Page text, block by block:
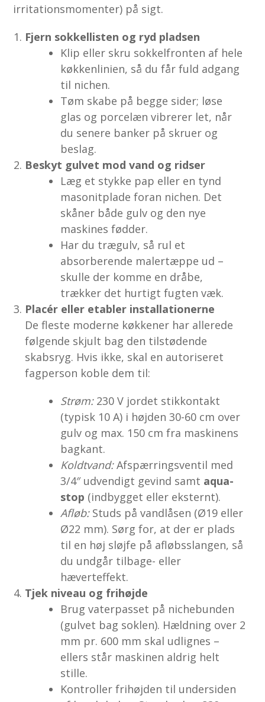
irritationsmomenter) på sigt.
Fjern sokkellisten og ryd pladsen
Klip eller skru sokkelfronten af hele
køkkenlinien, så du får fuld adgang
til nichen.
Tøm skabe på begge sider; løse
glas og porcelæn vibrerer let, når
du senere banker på skruer og
beslag.
Beskyt gulvet mod vand og ridser
Læg et stykke pap eller en tynd
masonitplade foran nichen. Det
skåner både gulv og den nye
maskines fødder.
Har du trægulv, så rul et
absorberende malertæppe ud –
skulle der komme en dråbe,
trækker det hurtigt fugten væk.
Placér eller etabler installationerne
De fleste moderne køkkener har allerede
følgende skjult bag den tilstødende
skabsryg. Hvis ikke, skal en autoriseret
fagperson koble dem til:
Strøm:230 V jordet stikkontakt
(typisk 10 A) i højden 30-60 cm over
gulv og max. 150 cm fra maskinens
bagkant.
Koldtvand:Afspærringsventil med
3/4″ udvendigt gevind samt aqua-
stop (indbygget eller eksternt).
Afløb:Studs på vandlåsen (Ø19 eller
Ø22 mm). Sørg for, at der er plads
til en høj sløjfe på afløbsslangen, så
du undgår tilbage- eller
hæverteffekt.
Tjek niveau og frihøjde
Brug vaterpasset på nichebunden
(gulvet bag soklen). Hældning over 2
mm pr. 600 mm skal udlignes –
ellers står maskinen aldrig helt
stille.
Kontroller frihøjden til undersiden